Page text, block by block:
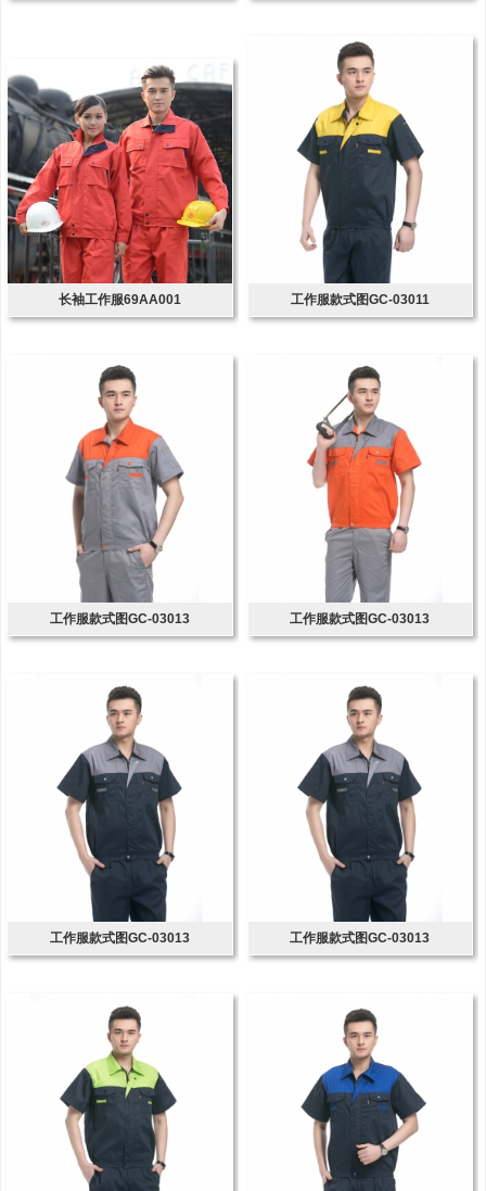
长袖工作服69AA001 工作服款式图GC-03011
工作服款式图GC-03013 工作服款式图GC-03013
工作服款式图GC-03013 工作服款式图GC-03013